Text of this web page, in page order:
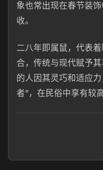
象也常出现在春节装
收。
二八年即属鼠，代表
合，传统与现代赋予
的人因其灵巧和适应
者”，在民俗中享有较